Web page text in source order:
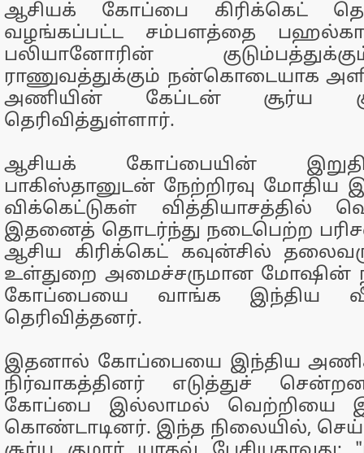
ஆசியக் கோப்பை கிரிக்கெட்
வழங்கப்பட்ட சம்பளத்தை
பலியானோரின்
ராணுவத்துக்கும் நன்கொடையாக
அணியின் கேப்டன் சூர்ய
தெரிவித்துள்ளார்.
ஆசியக் கோப்பையின்
பாகிஸ்தானுடன் நேற்றிரவு மோதிய
விக்கெட்டுகள் வித்தியாசத்தில்
இதனைத் தொடர்ந்து நடைபெற்ற
ஆசிய கிரிக்கெட் கவுன்சில்
உள்துறை அமைச்சருமான மோஷின்
கோப்பையை வாங்க இந்திய
தெரிவித்தனர்.
இதனால் கோப்பையை இந்திய
நிர்வாகத்தினர் எடுத்துச்
கோப்பை இல்லாமல் வெற்றியை
கொண்டாடினர். இந்த நிலையில்,